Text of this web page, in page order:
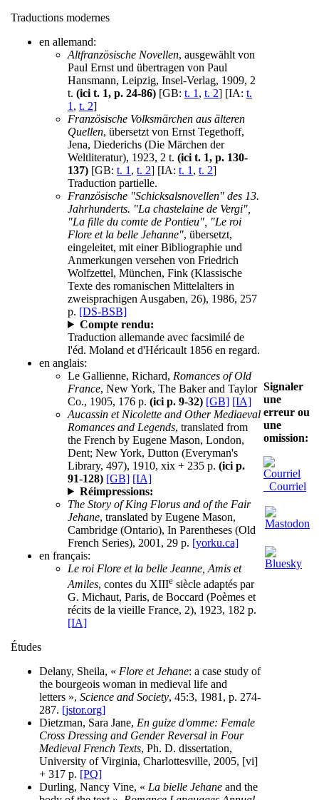
Traductions modernes
en allemand:
Altfranzösische Novellen, ausgewählt von
Paul Ernst und übertragen von Paul
Hansmann, Leipzig, Insel-Verlag, 1909, 2
t. (ici t. 1, p. 24-86) [GB: t. 1 , t. 2] [IA: t.
1 , t. 2]
Französische Volksmärchen aus älteren
Quellen, übersetzt von Ernst Tegethoff,
Jena, Diederichs (Die Märchen der
Weltliteratur), 1923, 2 t. (ici t. 1, p. 130-
137) [GB: t. 1 , t. 2] [IA: t. 1 , t. 2]
Traduction partielle.
Französische "Schicksalsnovellen" des 13.
Jahrhunderts. "La chastelaine de Vergi",
"La fille du comte de Pontieu", "Le roi
Flore et la belle Jehanne", übersetzt,
eingeleitet, mit einer Bibliographie und
Anmerkungen versehen von Friedrich
Wolfzettel, München, Fink (Klassische
Texte des romanischen Mittelalters in
zweisprachigen Ausgaben, 26), 1986, 257
p. [DS-BSB]
Compte rendu:
Traduction allemande avec facsimilé de
l'éd. Moland et d'Héricault 1856 en regard.
en anglais:
Le Gallienne, Richard, Romances of Old
France, New York, The Baker and Taylor
Co., 1905, 176 p. (ici p. 9-32) [GB] [IA]
Aucassin et Nicolette and Other Mediaeval
Romances and Legends, translated from
the French by Eugene Mason, London,
Dent; New York, Dutton (Everyman's
Library, 497), 1910, xix + 235 p. (ici p.
91-128) [GB] [IA]
Réimpressions:
The Story of King Florus and of the Fair
Jehane, translated by Eugene Mason,
Cambridge (Ontario), In Parentheses (Old
French Series), 2001, 29 p. [yorku.ca]
en français:
Le roi Flore et la belle Jeanne, Amis et
Amiles, contes du XIIIe siècle adaptés par
G. Michaut, Paris, de Boccard (Poèmes et
récits de la vieille France, 2), 1923, 182 p.
[IA]
Études
Delany, Sheila, « Flore et Jehane: a case study of
the bourgeois woman in medieval life and
letters », Science and Society, 45:3, 1981, p. 274-
287. [jstor.org]
Dietzman, Sara Jane, En guize d'omme: Female
Cross Dressing and Gender Reversal in Four
Medieval French Texts, Ph. D. dissertation,
University of Virginia, Charlottesville, 2005, [vi]
+ 317 p. [PQ]
Durling, Nancy Vine, « La bielle Jehane and the
Signaler
une
erreur ou
une
omission:
Courriel